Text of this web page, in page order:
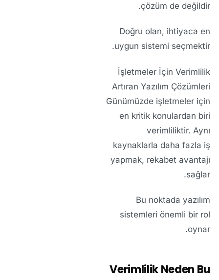
çözüm de değildir.
Doğru olan, ihtiyaca en
uygun sistemi seçmektir.
İşletmeler İçin Verimlilik
Artıran Yazılım Çözümleri
Günümüzde işletmeler için
en kritik konulardan biri
verimliliktir. Aynı
kaynaklarla daha fazla iş
yapmak, rekabet avantajı
sağlar.
Bu noktada yazılım
sistemleri önemli bir rol
oynar.
Verimlilik Neden Bu